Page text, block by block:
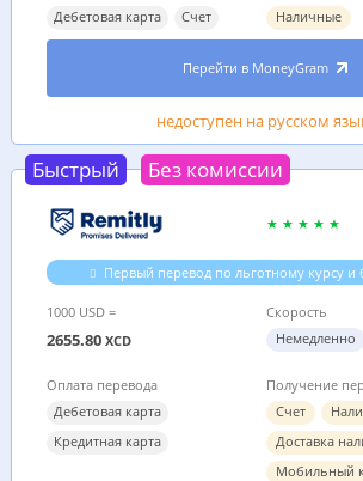
Дебетовая карта
Счет
Наличные
Перейти в MoneyGram
недоступен на русском
Быстрый Без комиссии
Первый перевод по льготному курсу и
1000 USD =
2655.80 XCD
Скорость
Немедленно
Оплата перевода
Дебетовая карта
Кредитная карта
Получение
Счет
Доставка
Мобильный